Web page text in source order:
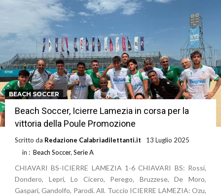
BEACH SOCCER
Beach Soccer, Icierre Lamezia in corsa per la
vittoria della Poule Promozione
Scritto da Redazione Calabriadilettanti.it
13 Luglio 2025
in : Beach Soccer, Serie A
CHIAVARI BS-ICIERRE LAMEZIA 1-6 CHIAVARI BS: Rossi,
Dondero, Lepri, Lo Cicero, Perego, Bruzzese, De Moro,
Gaspari, Gandolfo, Parodi. All. Tuccio ICIERRE LAMEZIA: Ozu,